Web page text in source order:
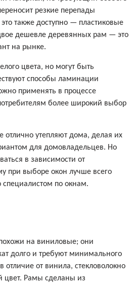
резкие перепады
также доступно — пластиковые
дешевле деревянных рам — это
на рынке.
цвета, но могут быть
способы ламинации
применять в процессе
более широкий выбор
отлично утепляют дома, делая их
для домовладельцев. Но
в зависимости от
при выборе окон лучше всего
специалистом по окнам.
на виниловые; они
долго и требуют минимального
от винила, стекловолокно
цвет. Рамы сделаны из